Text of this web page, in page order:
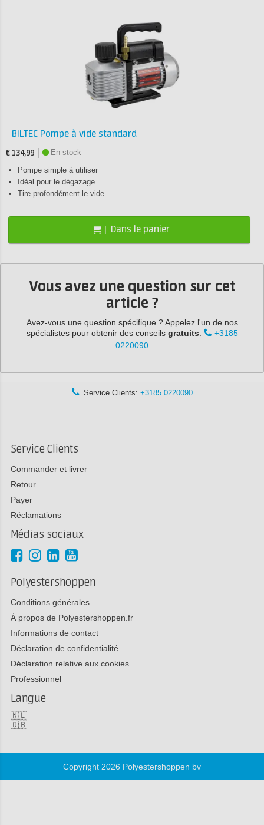
BILTEC Pompe à vide standard
€ 134,99
En stock
Pompe simple à utiliser
Idéal pour le dégazage
Tire profondément le vide
Dans le panier
Vous avez une question sur cet
article ?
Avez-vous une question spécifique ? Appelez l'un de nos
spécialistes pour obtenir des conseils gratuits
+3185
0220090
Service Clients: +3185 0220090
Service Clients
Commander et livrer
Retour
Payer
Réclamations
Médias sociaux
Polyestershoppen
Conditions générales
À propos de Polyestershoppen.fr
Informations de contact
Déclaration de confidentialité
Déclaration relative aux cookies
Professionnel
Langue
🇳🇱
🇬🇧
Copyright 2026 Polyestershoppen bv